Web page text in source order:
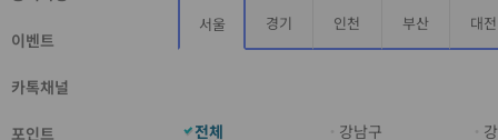
이벤트
카톡채널
포인트
서울 경기 인천 부산 대전
전체 강남구